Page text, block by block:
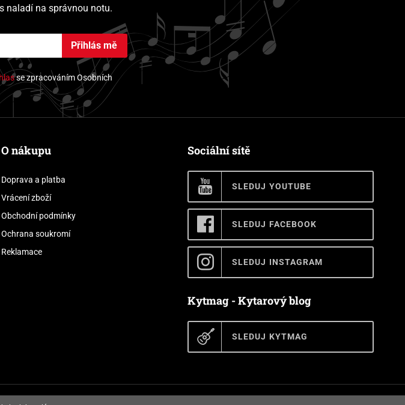
naladí na správnou notu.
Přihlás mě
se zpracováním Osobních
O nákupu
Doprava a platba
Vrácení zboží
Obchodní podmínky
Ochrana soukromí
Reklamace
Sociální sítě
SLEDUJ YOUTUBE
SLEDUJ FACEBOOK
SLEDUJ INSTAGRAM
Kytmag - Kytarový blog
SLEDUJ KYTMAG